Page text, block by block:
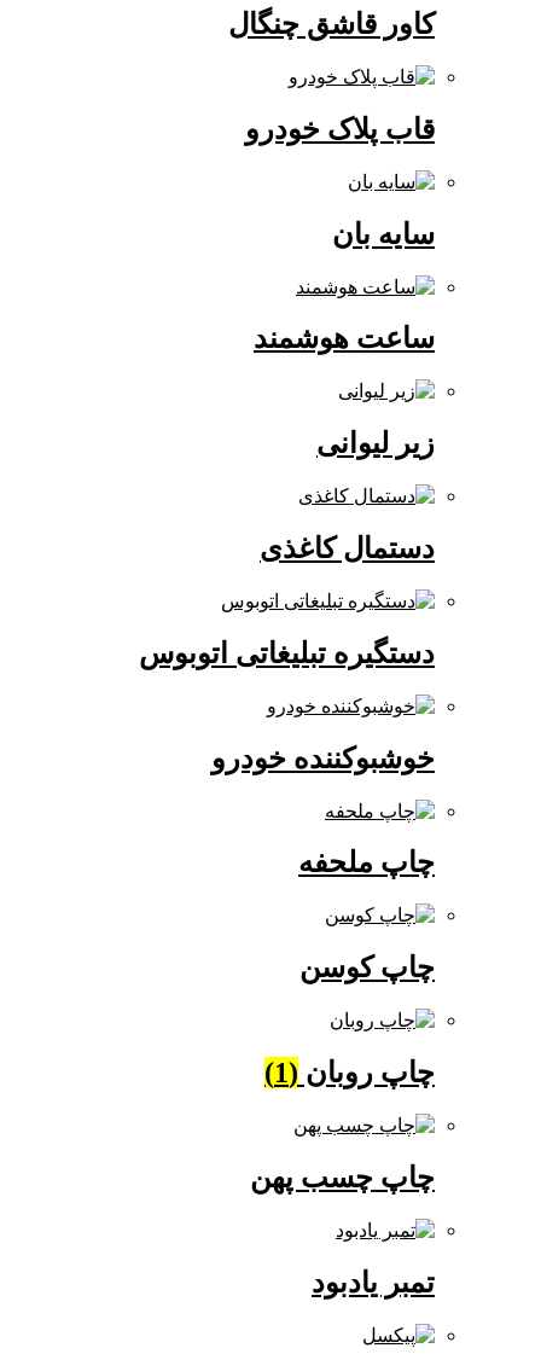
کاور قاشق چنگال
قاب پلاک خودرو
ساعت هوشمند
زیر لیوانی
دستمال کاغذی
دستگیره تبلیغاتی اتوبوس
خوشبوکننده خودرو
چاپ ملحفه
چاپ کوسن
چاپ روبان(1)
چاپ چسب پهن
تمبر یادبود